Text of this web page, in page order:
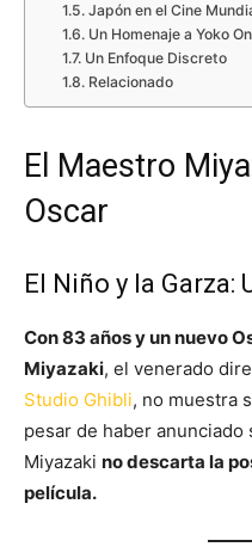
Japón en el Cine
Un Homenaje a Yoko
Un Enfoque Discreto
Relacionado
El Maestro
Oscar
El Niño y la Garza:
Con 83 años y un nuevo
Miyazaki, el venerado
Studio Ghibli, no muestra
pesar de haber anunciado
Miyazaki no descarta la
película.